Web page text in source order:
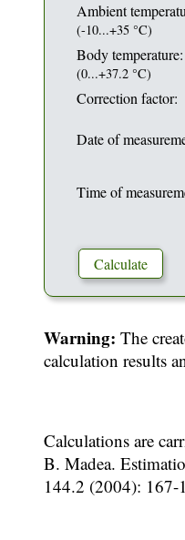
Ambient
(-10...+35 °C)
Body temperature:
(0...+37.2 °C)
Correction factor:
Date of
Time of
Warning: The
calculation results
Calculations are
B. Madea.
144.2 (2004): 167-